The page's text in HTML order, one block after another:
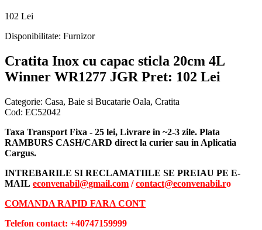
102 Lei
Disponibilitate: Furnizor
Cratita Inox cu capac sticla 20cm 4L
Winner WR1277 JGR Pret: 102 Lei
Categorie: Casa, Baie si Bucatarie Oala, Cratita
Cod: EC52042
Taxa Transport Fixa - 25 lei, Livrare in ~2-3 zile. Plata
RAMBURS CASH/CARD direct la curier sau in Aplicatia
Cargus.
INTREBARILE SI RECLAMATIILE SE PREIAU PE E-
MAIL econvenabil@gmail.com /contact@econvenabil.ro
COMANDA RAPID FARA CONT
Telefon contact: +40747159999